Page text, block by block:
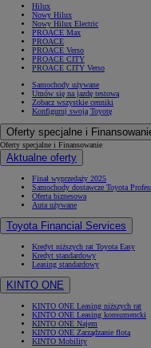
Hilux
Nowy Hilux
Nowy Hilux Electric
PROACE Max
PROACE
PROACE Verso
PROACE CITY
PROACE CITY Verso
Samochody używane
Umów się na jazdę testową
Zobacz wszystkie cenniki
Konfiguruj swoją Toyotę
Oferty specjalne i
Oferty specjalne i Finansowanie
Aktualne oferty
Finał wyprzedaży 2025
Samochody dostawcze Toyota
Oferta biznesowa
Auta używane
Toyota Financial Services
Kredyt niższych rat Toyota Easy
Kredyt standardowy
Leasing standardowy
KINTO ONE
KINTO ONE Leasing niższych rat
KINTO ONE Leasing konsumencki
KINTO ONE Najem
KINTO ONE Zarządzanie flotą
KINTO Mobility